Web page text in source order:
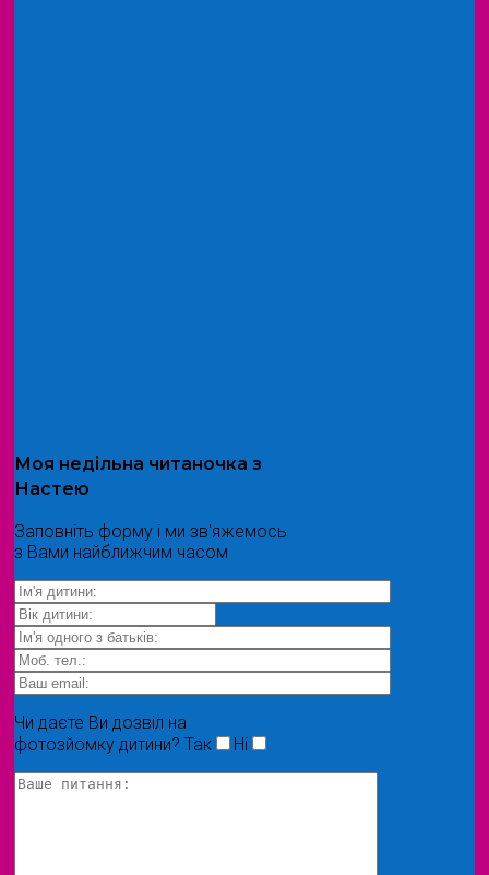
Моя недільна читаночка з
Настею
Заповніть форму і ми зв'яжемось
з Вами найближчим часом
Чи даєте Ви дозвіл на
фотозйомку дитини? Так Ні